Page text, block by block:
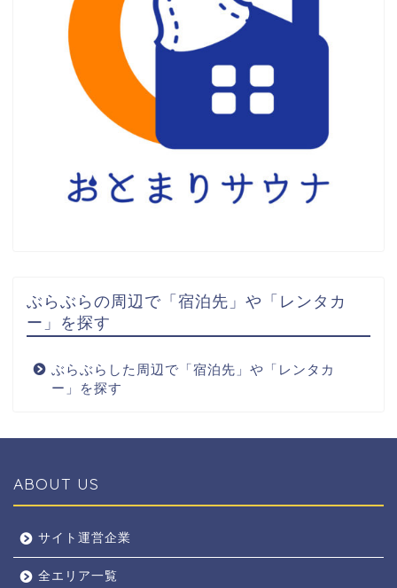
ぶらぶらの周辺で「宿泊先」や「レンタカ
ー」を探す
ぶらぶらした周辺で「宿泊先」や「レンタカ
ー」を探す
ABOUT US
サイト運営企業
全エリア一覧